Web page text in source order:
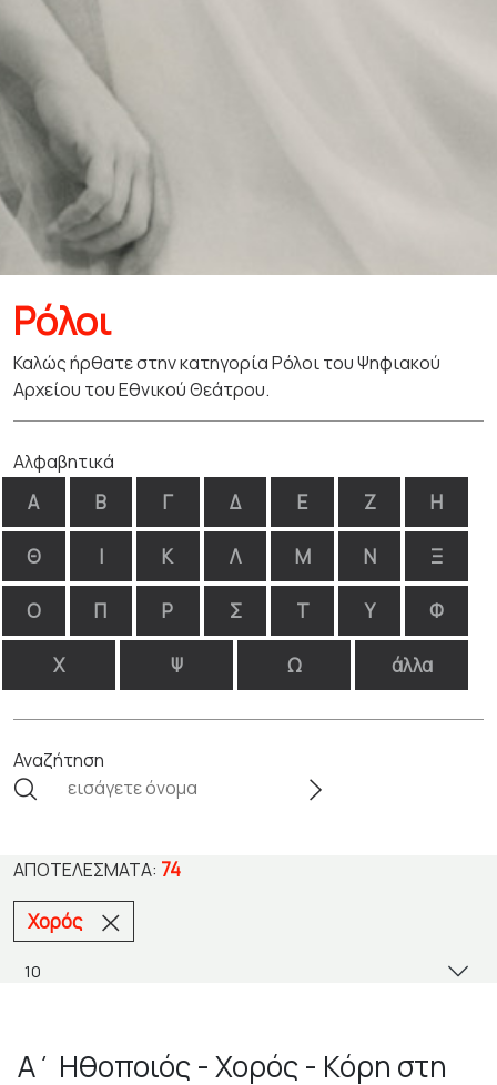
Ρόλοι
Καλώς ήρθατε στην κατηγορία Ρόλοι του Ψηφιακού
Αρχείου του Εθνικού Θεάτρου.
Αλφαβητικά
Α Β Γ Δ Ε Ζ Η
Θ Ι Κ Λ Μ Ν Ξ
Ο Π Ρ Σ Τ Υ Φ
Χ Ψ Ω άλλα
Αναζήτηση
ΑΠΟΤΕΛΈΣΜΑΤΑ: 74
Χορός
Α΄ Ηθοποιός - Χορός - Κόρη στη